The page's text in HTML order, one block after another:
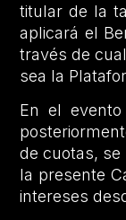
titular de la
aplicará el
través de
sea la
En el
de cuotas,
la presente
intereses